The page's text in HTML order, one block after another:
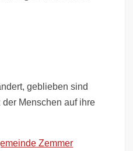
geblieben sind
Menschen auf ihre
Zemmer